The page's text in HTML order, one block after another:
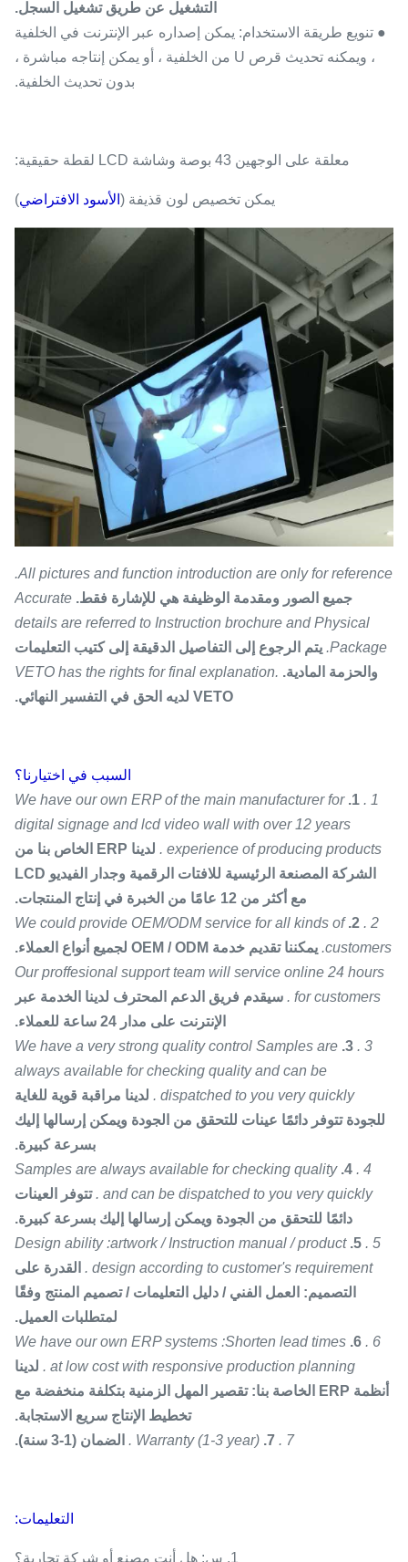
التشغيل عن طريق تشغيل السجل.
● تنويع طريقة الاستخدام: يمكن إصداره عبر الإنترنت في الخلفية
، ويمكنه تحديث قرص U من الخلفية ، أو يمكن إنتاجه مباشرة ،
بدون تحديث الخلفية.
معلقة على الوجهين 43 بوصة وشاشة LCD لقطة حقيقية:
يمكن تخصيص لون قذيفة ( الأسود الافتراضي)
All pictures and function introduction are only for reference.
جميع الصور ومقدمة الوظيفة هي للإشارة فقط. Accurate
details are referred to Instruction brochure and Physical
Package. يتم الرجوع إلى التفاصيل الدقيقة إلى كتيب التعليمات
والحزمة المادية. VETO has the rights for final explanation.
VETO لديه الحق في التفسير النهائي.
السبب في اختيارنا؟
1 .
1.
We have our own ERP of the main manufacturer for
digital signage and lcd video wall with over 12 years
experience of producing products .
لدينا ERP الخاص بنا من
الشركة المصنعة الرئيسية للافتات الرقمية وجدار الفيديو LCD
مع أكثر من 12 عامًا من الخبرة في إنتاج المنتجات.
2 .
2.
We could provide OEM/ODM service for all kinds of
customers. يمكننا تقديم خدمة OEM / ODM لجميع أنواع العملاء.
Our proffesional support team will service online 24 hours
for customers .
سيقدم فريق الدعم المحترف لدينا الخدمة عبر
الإنترنت على مدار 24 ساعة للعملاء.
3 .
3.
We have a very strong quality control Samples are
always available for checking quality and can be
dispatched to you very quickly .
لدينا مراقبة قوية للغاية
للجودة تتوفر دائمًا عينات للتحقق من الجودة ويمكن إرسالها إليك
بسرعة كبيرة.
4 .
4.
Samples are always available for checking quality
and can be dispatched to you very quickly .
تتوفر العينات
دائمًا للتحقق من الجودة ويمكن إرسالها إليك بسرعة كبيرة.
5 .
5.
Design ability :artwork / Instruction manual / product
design according to customer's requirement .
القدرة على
التصميم: العمل الفني / دليل التعليمات / تصميم المنتج وفقًا
لمتطلبات العميل.
6 .
6.
We have our own ERP systems :Shorten lead times
at low cost with responsive production planning .
لدينا
أنظمة ERP الخاصة بنا: تقصير المهل الزمنية بتكلفة منخفضة مع
تخطيط الإنتاج سريع الاستجابة.
7 .
7.
Warranty (1-3 year) . الضمان (1-3 سنة).
التعليمات:
1. س: هل أنت مصنع أو شركة تجارية؟